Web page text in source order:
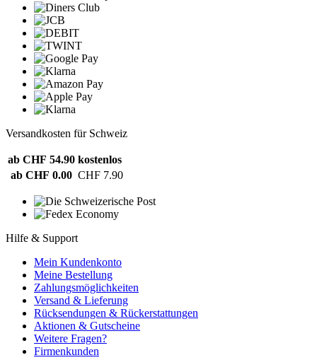
Versandkosten für Schweiz
ab CHF 54.90 kostenlos
ab CHF 0.00 CHF 7.90
Hilfe & Support
Mein Kundenkonto
Meine Bestellung
Zahlungsmöglichkeiten
Versand & Lieferung
Rücksendungen & Rückerstattungen
Aktionen & Gutscheine
Weitere Fragen?
Firmenkunden